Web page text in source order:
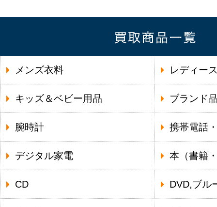
メンズ衣料 レディー
キッズ＆ベビー用品 ブランド
腕時計 携帯電話
デジタル家電 本（書籍
CD DVD,ブル